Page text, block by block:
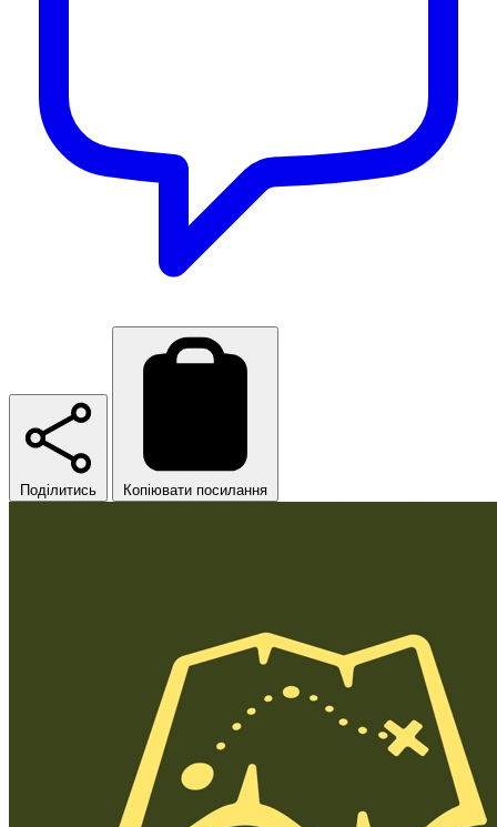
Поділитись Копіювати посилання